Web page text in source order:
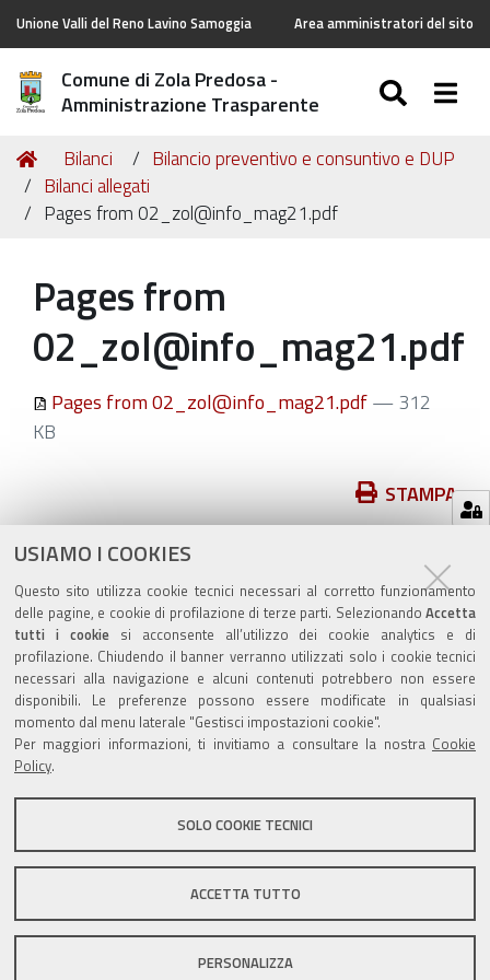
USIAMO I COOKIES
Questo sito utilizza cookie tecnici necessari al corretto funzionamento
delle pagine, e cookie di profilazione di terze parti. Selezionando Accetta
tutti i cookiesi acconsente all’utilizzo dei cookie analytics e di
profilazione. Chiudendo il banner verranno utilizzati solo i cookie tecnici
necessari alla navigazione e alcuni contenuti potrebbero non essere
disponibili. Le preferenze possono essere modificate in qualsiasi
momento dal menu laterale "Gestisci impostazioni cookie".
Per maggiori informazioni, ti invitiamo a consultare la nostra Cookie
Policy.
SOLO COOKIE TECNICI
ACCETTA TUTTO
PERSONALIZZA
Unione Valli del Reno Lavino Samoggia Area amministratori del sito
Comune di Zola Predosa -
Amministrazione Trasparente
Tu
sei
qui:
Home
Bilanci
Bilancio preventivo e consuntivo e DUP
Bilanci allegati
Pages from 02_zol@info_mag21.pdf
Pages from
02_zol@info_mag21.pdf
Pages from 02_zol@info_mag21.pdf— 312
KB
sul
documento
STAMPA
ultima modifica
Valuta questo sito
Sito istituzionale Comune di Zola Predosa
Privacy policy|DPO|Accessibilità